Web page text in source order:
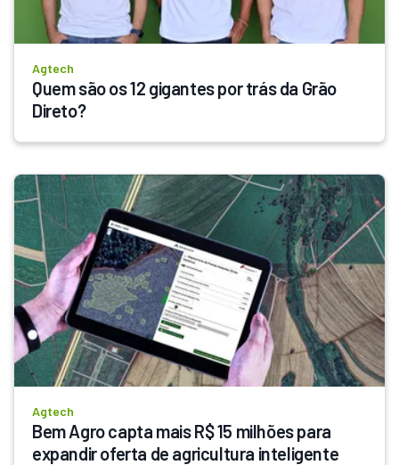
Agtech
Quem são os 12 gigantes por trás da Grão
Direto?
Agtech
Bem Agro capta mais R$ 15 milhões para
expandir oferta de agricultura inteligente